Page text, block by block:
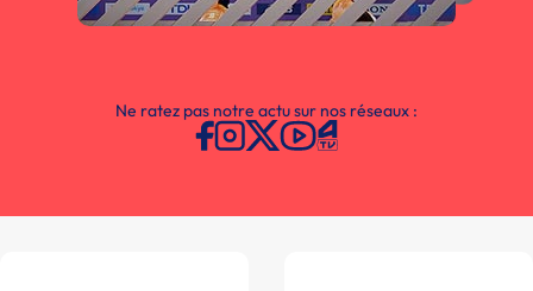
Ne ratez pas notre actu sur nos réseaux :